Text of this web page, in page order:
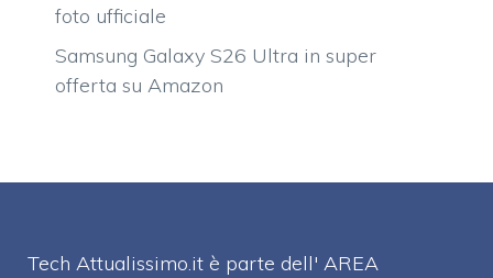
foto ufficiale
Samsung Galaxy S26 Ultra in super
offerta su Amazon
Tech Attualissimo.it è parte dell' AREA